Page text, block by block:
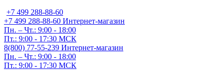
+7 499 288-88-60
+7 499 288-88-60 Интернет-магазин
Пн. – Чт.: 9:00 - 18:00
Пт.: 9:00 - 17:30 МСК
8(800) 77-55-239 Интернет-магазин
Пн. – Чт.: 9:00 - 18:00
Пт.: 9:00 - 17:30 МСК